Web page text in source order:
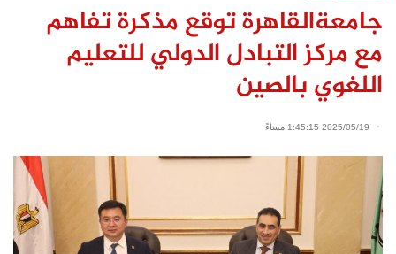
جامعةالقاهرة توقع مذكرة تفاهم
مع مركز التبادل الدولي للتعليم
اللغوي بالصين
2025/05/19 1:45:15 مساءً